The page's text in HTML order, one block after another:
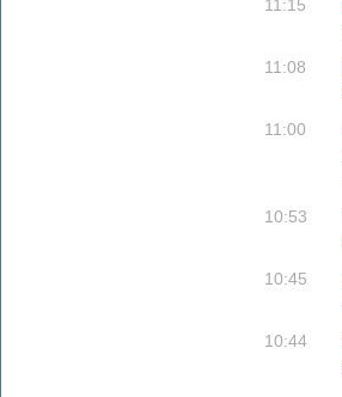
11:15
11:08
11:00
10:53
10:45
10:44